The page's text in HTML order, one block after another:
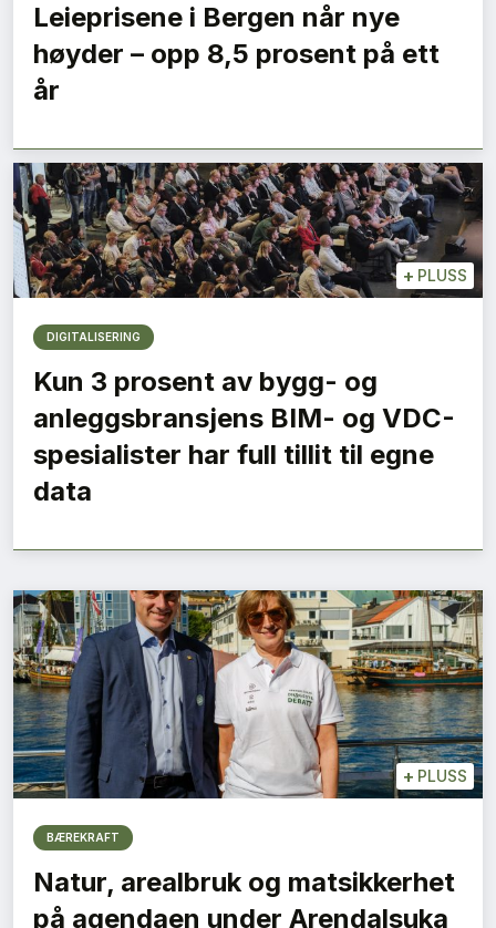
Leieprisene i Bergen når nye
høyder – opp 8,5 prosent på ett
år
+ PLUSS
DIGITALISERING
Kun 3 prosent av bygg- og
anleggsbransjens BIM- og VDC-
spesialister har full tillit til egne
data
+ PLUSS
BÆREKRAFT
Natur, arealbruk og matsikkerhet
på agendaen under Arendalsuka